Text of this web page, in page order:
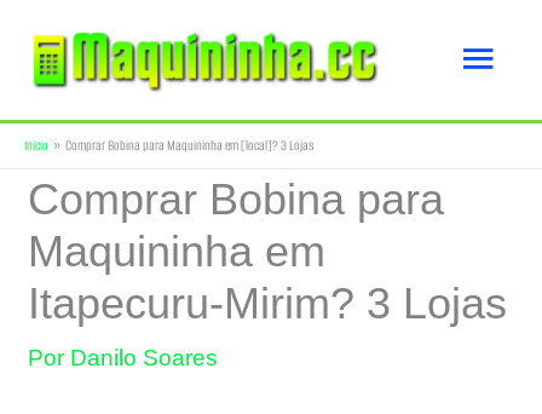
para
conteúdo
Início Comprar Bobina para Maquininha em [local]? 3 Lojas
Comprar Bobina para
Maquininha em
Itapecuru-Mirim? 3 Lojas
Por Danilo Soares